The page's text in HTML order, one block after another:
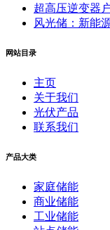
超高压逆变器
风光储：新能
网站目录
主页
关于我们
光伏产品
联系我们
产品大类
家庭储能
商业储能
工业储能